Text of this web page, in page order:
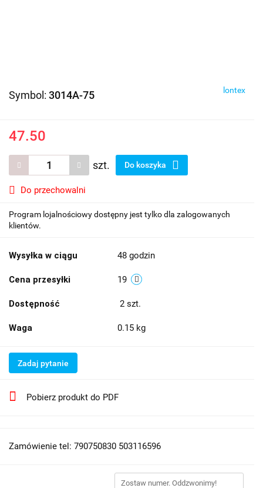
Symbol: 3014A-75 lontex
47.50
szt. Do koszyka
Do przechowalni
Program lojalnościowy dostępny jest tylko dla zalogowanych
klientów.
Wysyłka w ciągu 48 godzin
Cena przesyłki 19
Dostępność 2 szt.
Waga 0.15 kg
Zadaj pytanie
Pobierz produkt do PDF
Zamówienie tel: 790750830 503116596